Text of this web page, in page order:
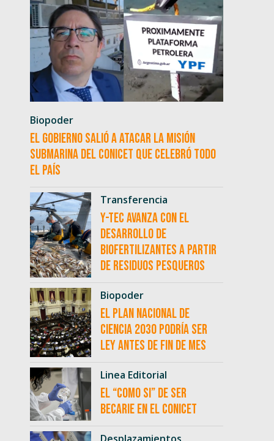
Biopoder
El Gobierno salió a atacar la misión
submarina del CONICET que celebró todo
el país
Transferencia
Y-TEC avanza con el
desarrollo de
biofertilizantes a partir
de residuos pesqueros
Biopoder
El Plan Nacional de
Ciencia 2030 podría ser
ley antes de fin de mes
Linea Editorial
El “como si” de ser
becarie en el CONICET